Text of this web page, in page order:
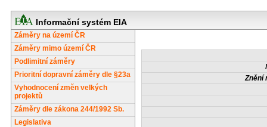
Informační systém EIA
Záměry na území ČR
Záměry mimo území ČR
Podlimitní záměry
Prioritní dopravní záměry dle §23a
Vyhodnocení změn velkých
projektů
Záměry dle zákona 244/1992 Sb.
Legislativa
Znění